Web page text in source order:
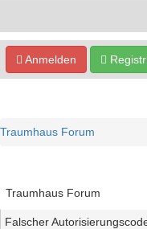
Anmelden
Traumhaus Forum
Traumhaus Forum
Falscher